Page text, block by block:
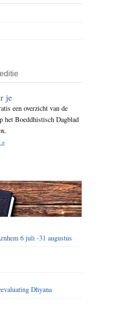
je
een overzicht van de
het Boeddhistisch Dagblad
6 juli -31 augustus
Dhyana